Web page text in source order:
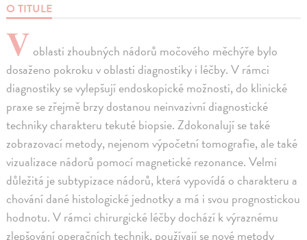
O TITULE
Voblasti zhoubných nádorů močového měchýře bylo
dosaženo pokroku v oblasti diagnostiky i léčby. V rámci
diagnostiky se vylepšují endoskopické možnosti, do klinické
praxe se zřejmě brzy dostanou neinvazivní diagnostické
techniky charakteru tekuté biopsie. Zdokonalují se také
zobrazovací metody, nejenom výpočetní tomografie, ale také
vizualizace nádorů pomocí magnetické rezonance. Velmi
důležitá je subtypizace nádorů, která vypovídá o charakteru a
chování dané histologické jednotky a má i svou prognostickou
hodnotu. V rámci chirurgické léčby dochází k výraznému
zlepšování operačních technik, používají se nové metody